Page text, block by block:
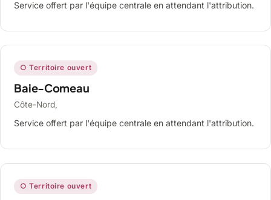
Service offert par l'équipe centrale en attendant l'attribution.
○ Territoire ouvert
Baie-Comeau
Côte-Nord,
Service offert par l'équipe centrale en attendant l'attribution.
○ Territoire ouvert